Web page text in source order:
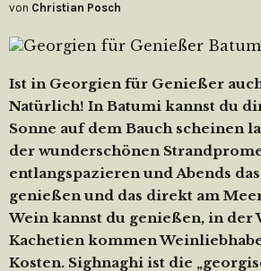
von Christian Posch
Ist in Georgien für Genießer auch
Natürlich! In Batumi kannst du
Sonne auf dem Bauch scheinen
der wunderschönen
entlangspazieren und Abends
genießen und das direkt am
Wein kannst du genießen, in der
Kachetien kommen
Kosten. Sighnaghi ist die